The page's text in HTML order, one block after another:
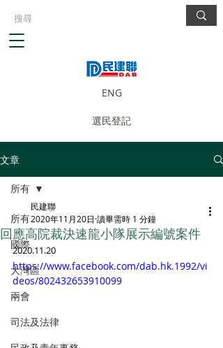
ENG
選民登記
文章
所有
國際
大灣區
兩會
司法及法律
所有
回應高院裁決速龍小隊展示編號案件
民建聯
2020年11月20日 讀畢需時 1 分鐘
2020.11.20
https://www.facebook.com/dab.hk.1992/vi
deos/802432653910099